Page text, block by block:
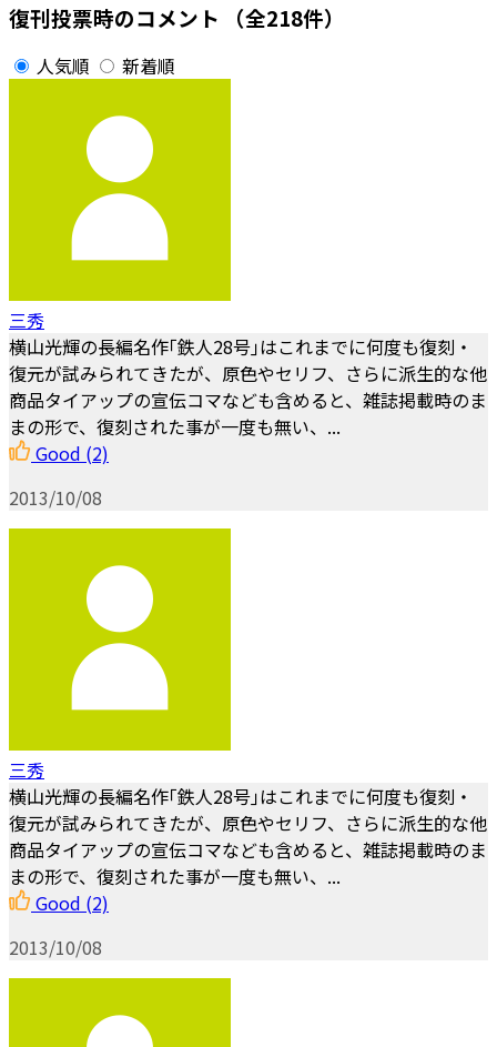
復刊投票時のコメント （全218件）
人気順 新着順
三秀
横山光輝の長編名作｢鉄人28号｣はこれまでに何度も復刻・
復元が試みられてきたが、原色やセリフ、さらに派生的な他
商品タイアップの宣伝コマなども含めると、雑誌掲載時のま
まの形で、復刻された事が一度も無い、...
Good (2)
2013/10/08
三秀
横山光輝の長編名作｢鉄人28号｣はこれまでに何度も復刻・
復元が試みられてきたが、原色やセリフ、さらに派生的な他
商品タイアップの宣伝コマなども含めると、雑誌掲載時のま
まの形で、復刻された事が一度も無い、...
Good (2)
2013/10/08